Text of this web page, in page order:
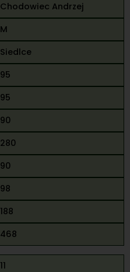
Chodowiec Andrzej
M
Siedlce
95
95
90
280
90
98
188
468
11